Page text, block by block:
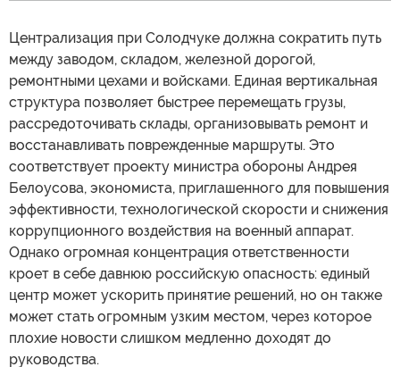
Централизация при Солодчуке должна сократить путь
между заводом, складом, железной дорогой,
ремонтными цехами и войсками. Единая вертикальная
структура позволяет быстрее перемещать грузы,
рассредоточивать склады, организовывать ремонт и
восстанавливать поврежденные маршруты. Это
соответствует проекту министра обороны Андрея
Белоусова, экономиста, приглашенного для повышения
эффективности, технологической скорости и снижения
коррупционного воздействия на военный аппарат.
Однако огромная концентрация ответственности
кроет в себе давнюю российскую опасность: единый
центр может ускорить принятие решений, но он также
может стать огромным узким местом, через которое
плохие новости слишком медленно доходят до
руководства.